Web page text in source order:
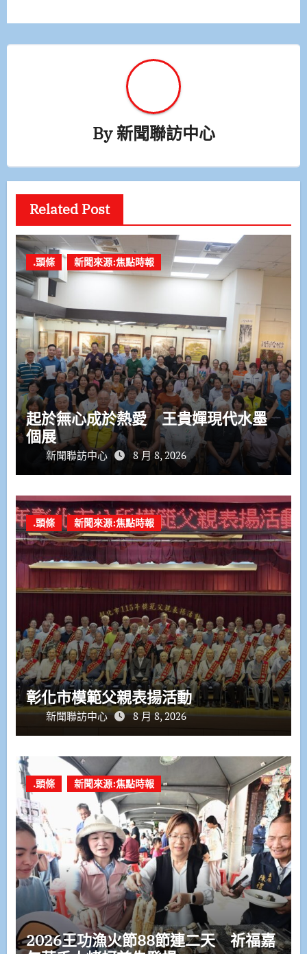
覽
By新聞聯訪中心
Related Post
.頭條 新聞來源:焦點時報
起於無心成於熱愛 王貴嬋現代水墨
個展
新聞聯訪中心 8 月 8, 2026
.頭條 新聞來源:焦點時報
彰化市模範父親表揚活動
新聞聯訪中心 8 月 8, 2026
.頭條 新聞來源:焦點時報
2026王功漁火節88節連二天 祈福嘉